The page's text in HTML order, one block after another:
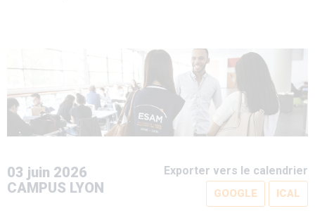
03 juin 2026
CAMPUS LYON
Exporter vers le calendrier
GOOGLE ICAL